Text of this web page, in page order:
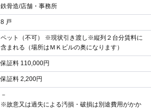
鉄骨造/店舗・事務所
8 戸
ペット（不可） ※現状引き渡し※縦列２台分賃料に
含まれる（場所はＭＫビルの奥になります）
保証料 110,000円
保証料 2,200円
－
※故意又は過失による汚損・破損は別途費用がかか